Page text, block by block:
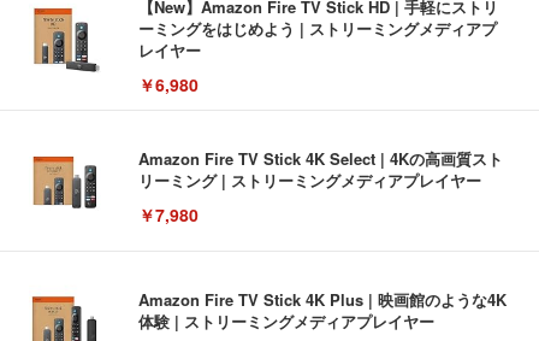
【New】Amazon Fire TV Stick HD | 手軽にストリ
ーミングをはじめよう | ストリーミングメディアプ
レイヤー
￥6,980
Amazon Fire TV Stick 4K Select | 4Kの高画質スト
リーミング | ストリーミングメディアプレイヤー
￥7,980
Amazon Fire TV Stick 4K Plus | 映画館のような4K
体験 | ストリーミングメディアプレイヤー